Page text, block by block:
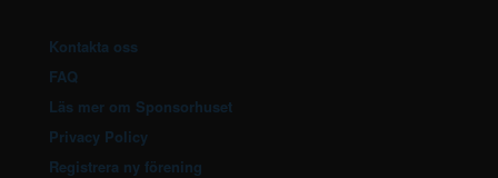
Kontakta oss
FAQ
Läs mer om Sponsorhuset
Privacy Policy
Registrera ny förening